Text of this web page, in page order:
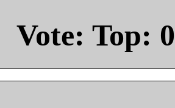
Vote: Top: 0